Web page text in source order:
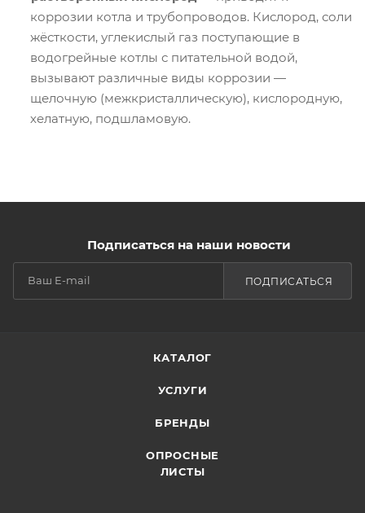
коррозии котла и трубопроводов. Кислород, соли
жёсткости, углекислый газ поступающие в
водогрейные котлы с питательной водой,
вызывают различные виды коррозии —
щелочную (межкристаллическую), кислородную,
хелатную, подшламовую.
Подписаться на наши новости
ПОДПИСАТЬСЯ
КАТАЛОГ
УСЛУГИ
БРЕНДЫ
ОПРОСНЫЕ
ЛИСТЫ